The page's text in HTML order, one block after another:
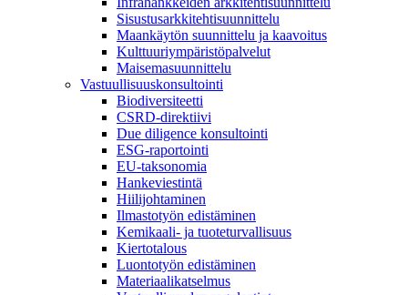
Sisustusarkkitehtisuunnittelu
Maankäytön suunnittelu ja kaavoitus
Kulttuuriympäristöpalvelut
Maisemasuunnittelu
Vastuullisuuskonsultointi
Biodiversiteetti
CSRD-direktiivi
Due diligence konsultointi
ESG-raportointi
EU-taksonomia
Hankeviestintä
Hiilijohtaminen
Ilmastotyön edistäminen
Kemikaali- ja tuoteturvallisuus
Kiertotalous
Luontotyön edistäminen
Materiaalikatselmus